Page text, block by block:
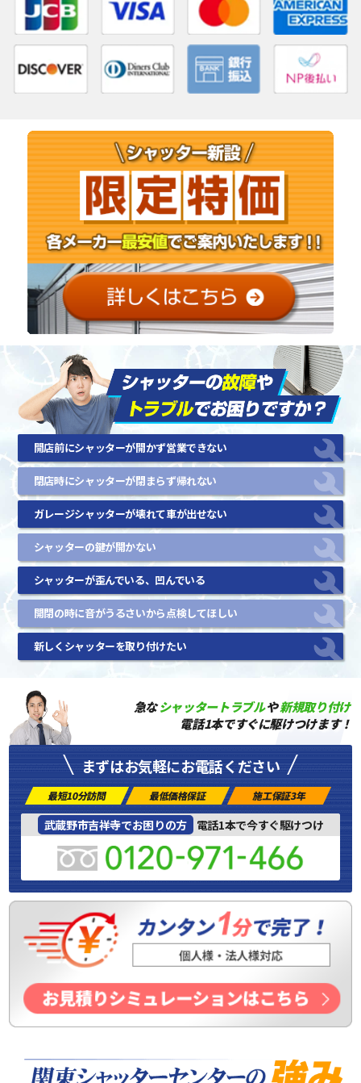
開店前にシャッターが開かず営業できない
閉店時にシャッターが閉まらず帰れない
ガレージシャッターが壊れて車が出せない
シャッターの鍵が開かない
シャッターが歪んでいる、凹んでいる
開閉の時に音がうるさいから点検してほしい
新しくシャッターを取り付けたい
急なシャッタートラブルや新規取り付け
電話1本ですぐに駆けつけます！
まずはお気軽にお電話ください
最短10分訪問 最低価格保証 施工保証3年
武蔵野市吉祥寺でお困りの方 電話1本で今すぐ駆けつけ